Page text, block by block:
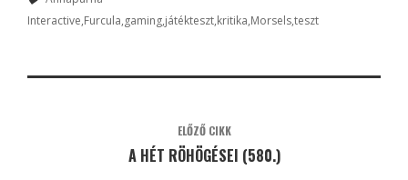
Interactive Furcula gaming játékteszt kritika Morselsteszt
ELŐZŐ CIKK
A HÉT RÖHÖGÉSEI (580.)